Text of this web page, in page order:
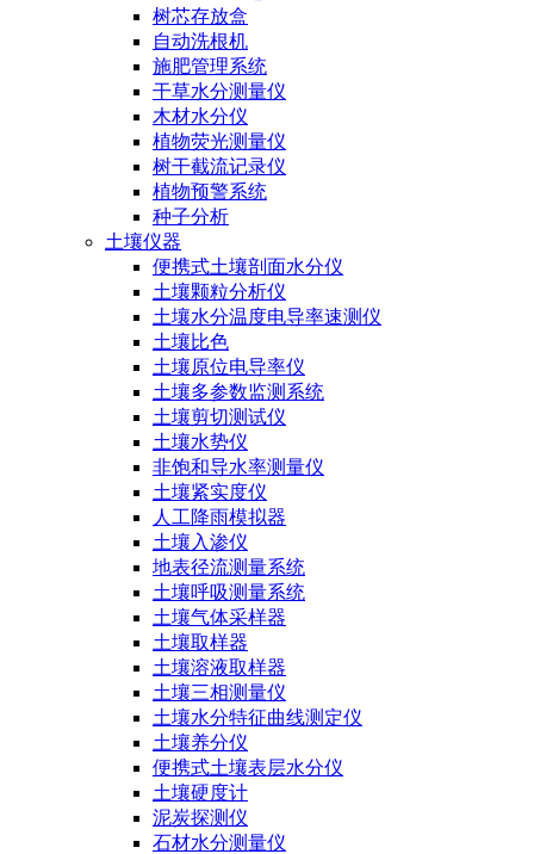
树芯存放盒
自动洗根机
施肥管理系统
干草水分测量仪
木材水分仪
植物荧光测量仪
树干截流记录仪
植物预警系统
种子分析
土壤仪器
便携式土壤剖面水分仪
土壤颗粒分析仪
土壤水分温度电导率速测仪
土壤比色
土壤原位电导率仪
土壤多参数监测系统
土壤剪切测试仪
土壤水势仪
非饱和导水率测量仪
土壤紧实度仪
人工降雨模拟器
土壤入渗仪
地表径流测量系统
土壤呼吸测量系统
土壤气体采样器
土壤取样器
土壤溶液取样器
土壤三相测量仪
土壤水分特征曲线测定仪
土壤养分仪
便携式土壤表层水分仪
土壤硬度计
泥炭探测仪
石材水分测量仪